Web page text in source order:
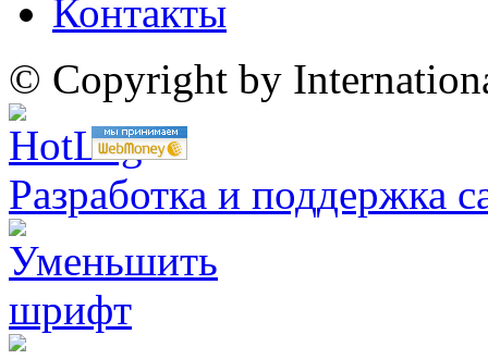
Контакты
© Copyright by
Разработка и поддержка